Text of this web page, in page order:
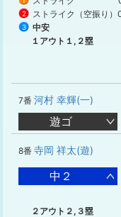
2 ストライク（空振り）
3
中安
１アウト１,２塁
7番 河村 幸輝(一)
遊ゴ
8番 寺岡 祥太(遊)
中２
２アウト２,３塁